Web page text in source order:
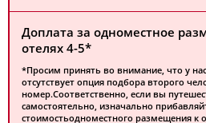
Доплата за одноместное
отелях 4-5*
*Просим принять во внимание, что у нас
отсутствует опция подбора второго
номер.Соответственно, если вы
самостоятельно, изначально
стоимостьодноместного размещения к